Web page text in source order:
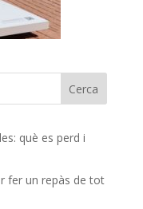
què es perd i
fer un repàs de tot